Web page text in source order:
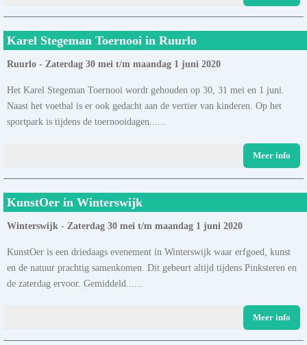
Karel Stegeman Toernooi in Ruurlo
Ruurlo - Zaterdag 30 mei t/m maandag 1 juni 2020
Het Karel Stegeman Toernooi wordt gehouden op 30, 31 mei en 1 juni.
Naast het voetbal is er ook gedacht aan de vertier van kinderen. Op het
sportpark is tijdens de toernooidagen......
Meer info
KunstOer in Winterswijk
Winterswijk - Zaterdag 30 mei t/m maandag 1 juni 2020
KunstOer is een driedaags evenement in Winterswijk waar erfgoed, kunst
en de natuur prachtig samenkomen. Dit gebeurt altijd tijdens Pinksteren en
de zaterdag ervoor. Gemiddeld......
Meer info